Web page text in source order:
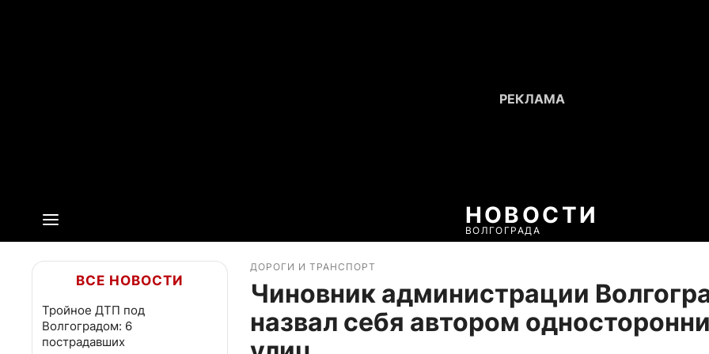
НОВОСТИ
ВОЛГОГРАДА
ВСЕ НОВОСТИ
Тройное ДТП под
Волгоградом: 6
пострадавших
ДОРОГИ И ТРАНСПОРТ
Чиновник администрации
назвал себя автором